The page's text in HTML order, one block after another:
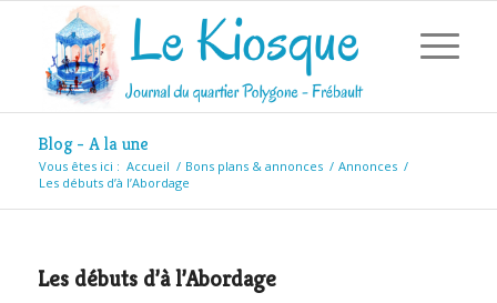
Blog - A la une
Vous êtes ici : Accueil / Bons plans & annonces / Annonces /
Les débuts d’à l’Abordage
Les débuts d’à l’Abordage